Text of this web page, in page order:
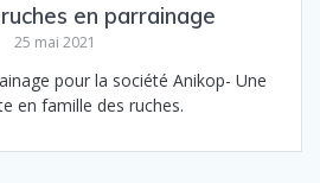
en parrainage
25 mai 2021
pour la société Anikop- Une
en famille des ruches.